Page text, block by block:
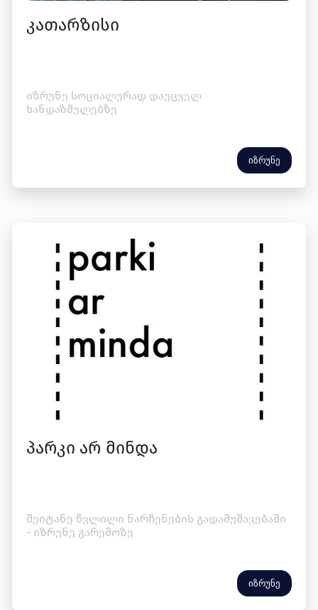
კათარზისი
იზრუნე სოციალურად დაუცველ
ხანდაზმულებზე
იზრუნე
პარკი არ მინდა
შეიტანე წვლილი ნარჩენების გადამუშავებაში
- იზრუნე გარემოზე
იზრუნე